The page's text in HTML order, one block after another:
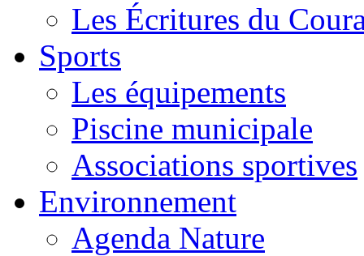
Les Écritures du
Sports
Les équipements
Piscine municipale
Associations sportives
Environnement
Agenda Nature